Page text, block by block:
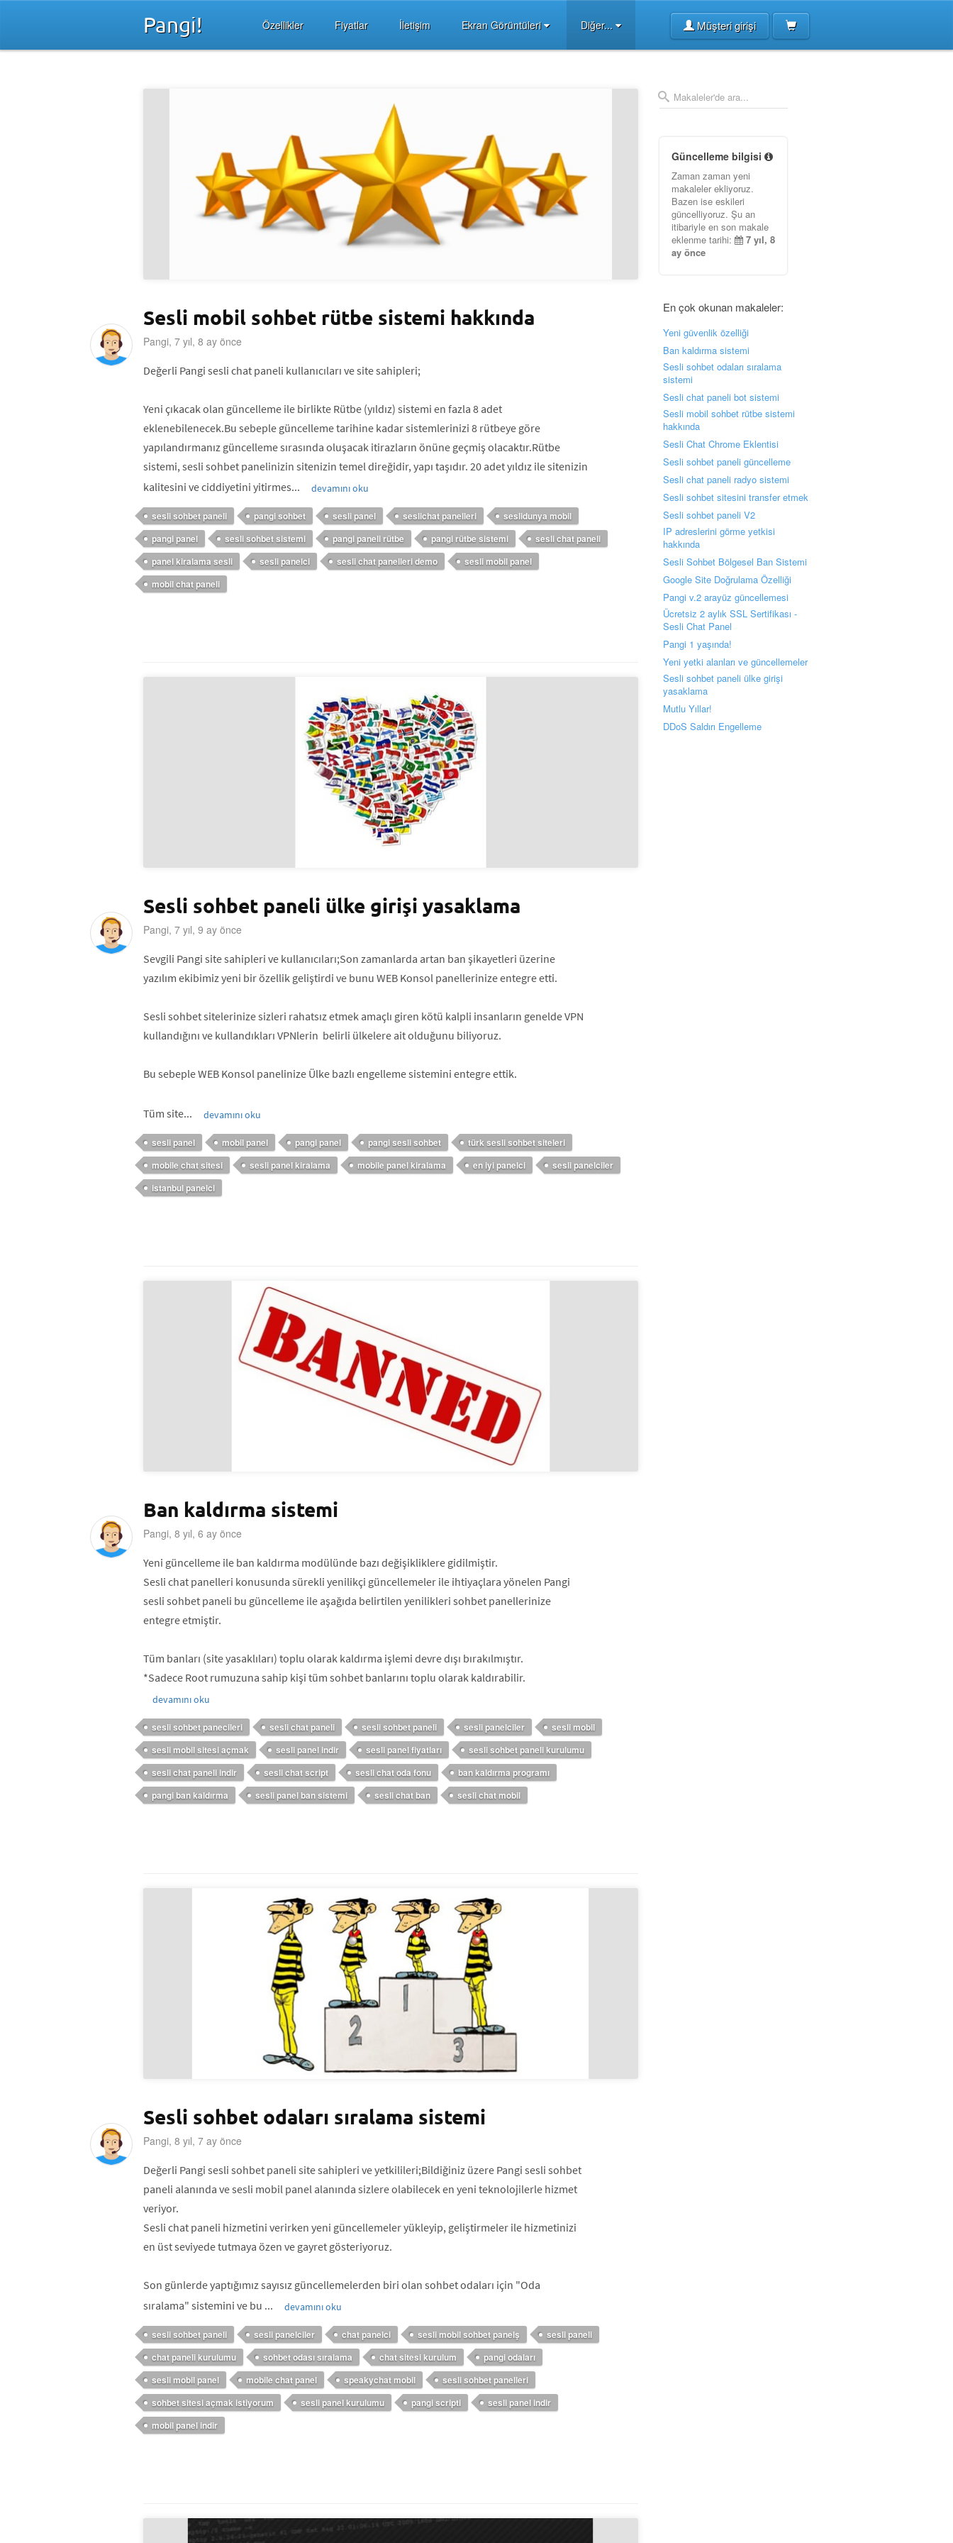
Pangi! Özellikler Fiyatlar İletişim Ekran Görüntüleri Diğer... Müşteri girişi
Sesli mobil sohbet rütbe sistemi hakkında
Pangi, 7 yıl, 8 ay önce
Değerli Pangi sesli chat paneli kullanıcıları ve site sahipleri;
Yeni çıkacak olan güncelleme ile birlikte Rütbe (yıldız) sistemi en fazla 8 adet
eklenebilenecek.Bu sebeple güncelleme tarihine kadar sistemlerinizi 8 rütbeye göre
yapılandırmanız güncelleme sırasında oluşacak itirazların önüne geçmiş olacaktır.Rütbe
sistemi, sesli sohbet panelinizin sitenizin temel direğidir, yapı taşıdır. 20 adet yıldız ile sitenizin
kalitesini ve ciddiyetini yitirmes...
devamını oku
sesli sohbet paneli pangi sohbet sesli panel seslichat panelleri
seslidunya mobil
pangi panel
sesli sohbet sistemi pangi paneli rütbe pangi rütbe sistemi
sesli chat paneli
panel kiralama sesli
sesli panelci sesli chat panelleri demo
sesli mobil panel
mobil chat paneli
Sesli sohbet paneli ülke girişi yasaklama
Pangi, 7 yıl, 9 ay önce
Sevgili Pangi site sahipleri ve kullanıcıları;Son zamanlarda artan ban şikayetleri üzerine
yazılım ekibimiz yeni bir özellik geliştirdi ve bunu WEB Konsol panellerinize entegre etti.
Sesli sohbet sitelerinize sizleri rahatsız etmek amaçlı giren kötü kalpli insanların genelde VPN
kullandığını ve kullandıkları VPNlerin belirli ülkelere ait olduğunu biliyoruz.
Bu sebeple WEB Konsol panelinize Ülke bazlı engelleme sistemini entegre ettik.
Tüm site... devamını oku
sesli panel mobil panel pangi panel pangi sesli sohbet
türk sesli sohbet siteleri
mobile chat sitesi
sesli panel kiralama mobile panel kiralama en iyi panelci
sesli panelciler
istanbul panelci
Ban kaldırma sistemi
Pangi, 8 yıl, 6 ay önce
Yeni güncelleme ile ban kaldırma modülünde bazı değişikliklere gidilmiştir.
Sesli chat panelleri konusunda sürekli yenilikçi güncellemeler ile ihtiyaçlara yönelen Pangi
sesli sohbet paneli bu güncelleme ile aşağıda belirtilen yenilikleri sohbet panellerinize
entegre etmiştir.
Tüm banları (site yasaklıları) toplu olarak kaldırma işlemi devre dışı bırakılmıştır.
*Sadece Root rumuzuna sahip kişi tüm sohbet banlarını toplu olarak kaldırabilir.
devamını oku
sesli sohbet panecileri sesli chat paneli sesli sohbet paneli sesli panelciler
sesli mobil
sesli mobil sitesi açmak
sesli panel indir sesli panel fiyatları
sesli sohbet paneli kurulumu
sesli chat paneli indir
sesli chat script sesli chat oda fonu
ban kaldırma programı
pangi ban kaldırma
sesli panel ban sistemi sesli chat ban sesli chat mobil
Sesli sohbet odaları sıralama sistemi
Pangi, 8 yıl, 7 ay önce
Değerli Pangi sesli sohbet paneli site sahipleri ve yetkilileri;Bildiğiniz üzere Pangi sesli sohbet
paneli alanında ve sesli mobil panel alanında sizlere olabilecek en yeni teknolojilerle hizmet
veriyor.
Sesli chat paneli hizmetini verirken yeni güncellemeler yükleyip, geliştirmeler ile hizmetinizi
en üst seviyede tutmaya özen ve gayret gösteriyoruz.
Son günlerde yaptığımız sayısız güncellemelerden biri olan sohbet odaları için "Oda
sıralama" sistemini ve bu ...
devamını oku
sesli sohbet paneli sesli panelciler chat panelci sesli mobil sohbet panelş
sesli paneli
chat paneli kurulumu
sohbet odası sıralama chat sitesi kurulum
pangi odaları
sesli mobil panel
mobile chat panel speakychat mobil
sesli sohbet panelleri
sohbet sitesi açmak istiyorum
sesli panel kurulumu pangi scripti
sesli panel indir
mobil panel indir
Güncelleme bilgisi
Zaman zaman yeni
makaleler ekliyoruz.
Bazen ise eskileri
güncelliyoruz. Şu an
itibariyle en son makale
eklenme tarihi:
7 yıl, 8
ay önce
En çok okunan makaleler:
Yeni güvenlik özelliği
Ban kaldırma sistemi
Sesli sohbet odaları sıralama
sistemi
Sesli chat paneli bot sistemi
Sesli mobil sohbet rütbe sistemi
hakkında
Sesli Chat Chrome Eklentisi
Sesli sohbet paneli güncelleme
Sesli chat paneli radyo sistemi
Sesli sohbet sitesini transfer etmek
Sesli sohbet paneli V2
IP adreslerini görme yetkisi
hakkında
Sesli Sohbet Bölgesel Ban Sistemi
Google Site Doğrulama Özelliği
Pangi v.2 arayüz güncellemesi
Ücretsiz 2 aylık SSL Sertifikası -
Sesli Chat Panel
Pangi 1 yaşında!
Yeni yetki alanları ve güncellemeler
Sesli sohbet paneli ülke girişi
yasaklama
Mutlu Yıllar!
DDoS Saldırı Engelleme